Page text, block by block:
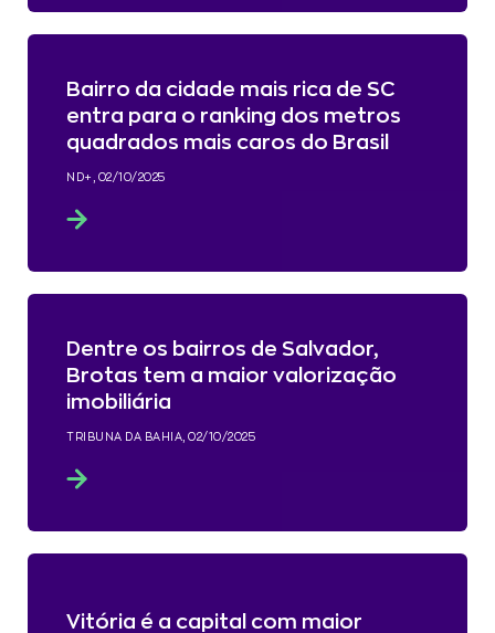
Bairro da cidade mais rica de SC
entra para o ranking dos metros
quadrados mais caros do Brasil
ND+, 02/10/2025
Dentre os bairros de Salvador,
Brotas tem a maior valorização
imobiliária
TRIBUNA DA BAHIA, 02/10/2025
Vitória é a capital com maior